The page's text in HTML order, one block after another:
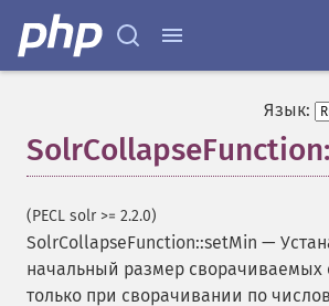
Язык:
(PECL solr >= 2.2.0)
SolrCollapseFunction::setMin —
начальный размер сворачиваемых
только при сворачивании по